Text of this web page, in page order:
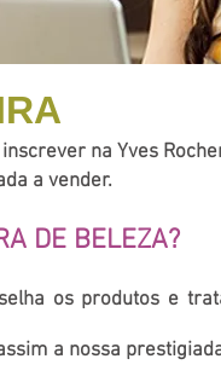
na Yves
a vender.
DE BELEZA?
os produtos e
a nossa